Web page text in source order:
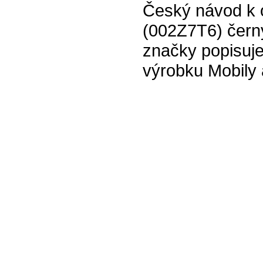
Český návod k
(002Z7T6)
značky
výrobku Mobily